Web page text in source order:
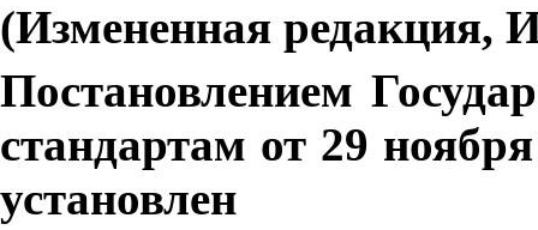
(Измененная редакция,
Постановлением
стандартам от 29
установлен